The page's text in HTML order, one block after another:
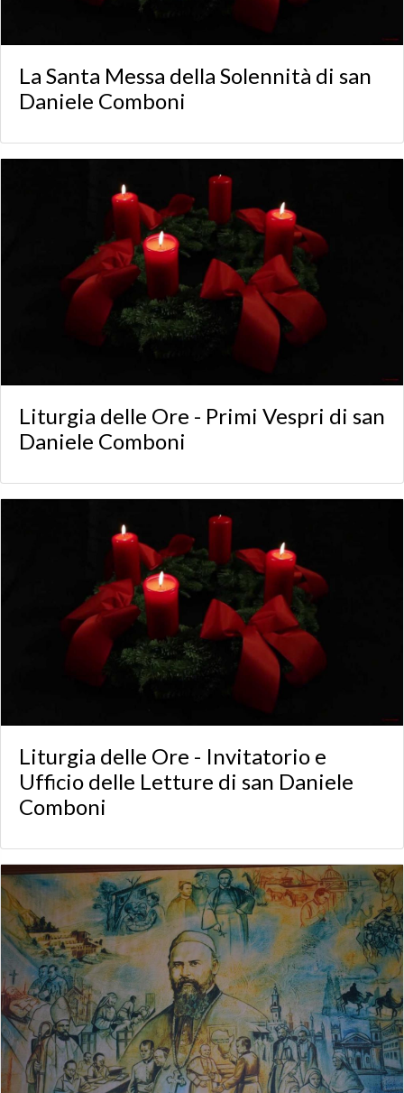
La Santa Messa della Solennità di san
Daniele Comboni
Liturgia delle Ore - Primi Vespri di san
Daniele Comboni
Liturgia delle Ore - Invitatorio e
Ufficio delle Letture di san Daniele
Comboni